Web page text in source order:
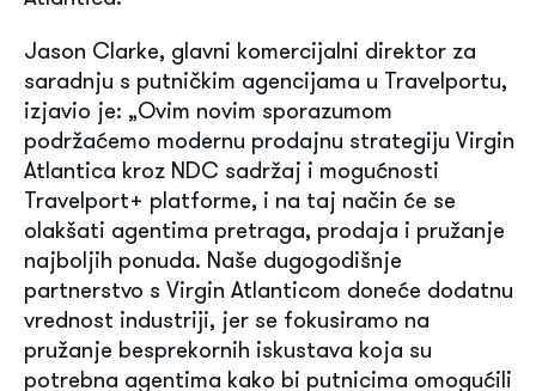
Jason Clarke, glavni komercijalni direktor za
saradnju s putničkim agencijama u Travelportu,
izjavio je: „Ovim novim sporazumom
podržaćemo modernu prodajnu strategiju Virgin
Atlantica kroz NDC sadržaj i mogućnosti
Travelport+ platforme, i na taj način će se
olakšati agentima pretraga, prodaja i pružanje
najboljih ponuda. Naše dugogodišnje
partnerstvo s Virgin Atlanticom doneće dodatnu
vrednost industriji, jer se fokusiramo na
pružanje besprekornih iskustava koja su
potrebna agentima kako bi putnicima omogućili